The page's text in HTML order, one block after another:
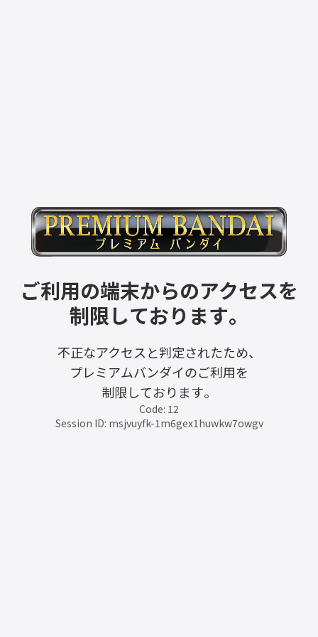
ご利用の端末からのアクセスを
制限しております。
不正なアクセスと判定されたため、
プレミアムバンダイのご利用を
制限しております。
Code: 12
Session ID: msjvuyfk-1m6gex1huwkw7owgv